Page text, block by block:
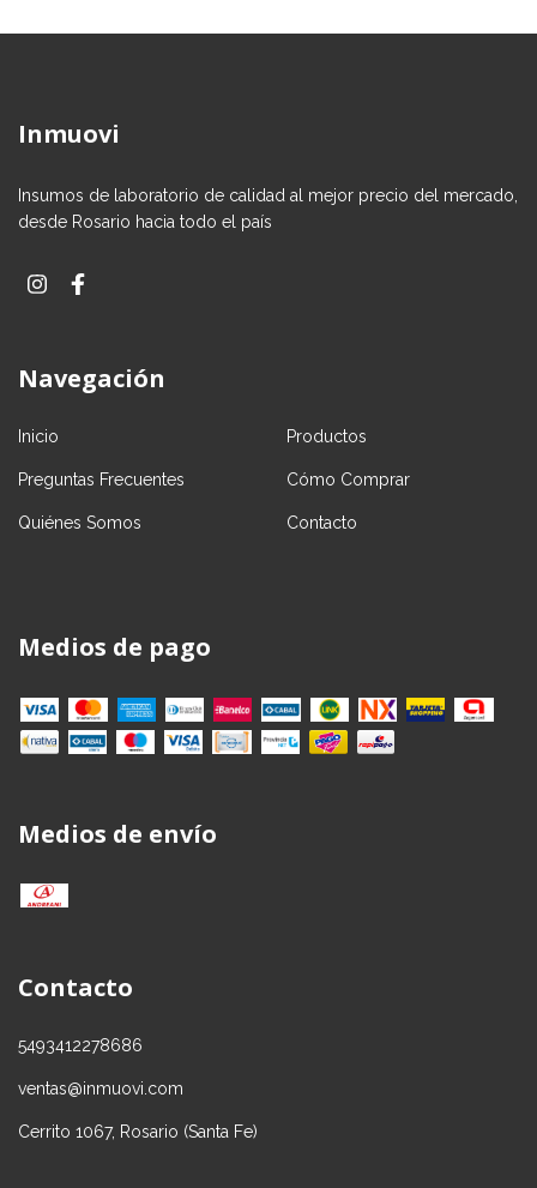
Inmuovi
Insumos de laboratorio de calidad al mejor precio del mercado,
desde Rosario hacia todo el país
Navegación
Inicio Productos
Preguntas Frecuentes Cómo Comprar
Quiénes Somos Contacto
Medios de pago
Medios de envío
Contacto
5493412278686
ventas@inmuovi.com
Cerrito 1067, Rosario (Santa Fe)